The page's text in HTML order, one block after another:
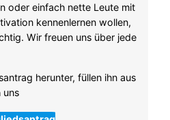
oder einfach nette Leute mit
kennenlernen wollen,
Wir freuen uns über jede
herunter, füllen ihn aus
uns